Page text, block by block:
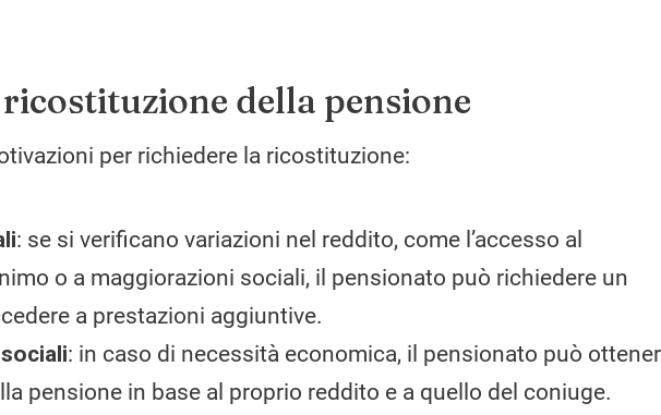
della pensione
per richiedere la ricostituzione:
: se si verificano variazioni nel reddito, come l’accesso al
o a maggiorazioni sociali, il pensionato può richiedere un
a prestazioni aggiuntive.
: in caso di necessità economica, il pensionato può
pensione in base al proprio reddito e a quello del coniuge.